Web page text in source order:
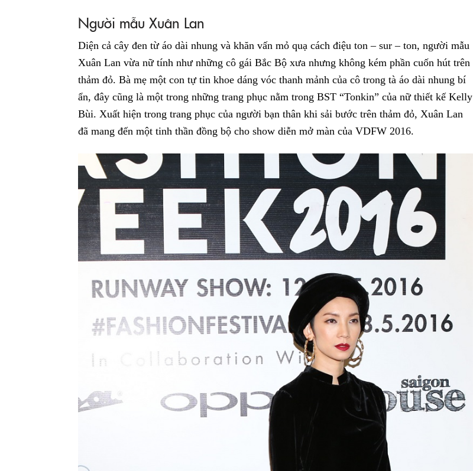
Người mẫu Xuân Lan
Diện cả cây đen từ áo dài nhung và khăn vấn mỏ quạ cách điệu ton – sur – ton, người mẫu
Xuân Lan vừa nữ tính như những cô gái Bắc Bộ xưa nhưng không kém phần cuốn hút trên
thảm đỏ. Bà mẹ một con tự tin khoe dáng vóc thanh mảnh của cô trong tà áo dài nhung bí
ẩn, đây cũng là một trong những trang phục nằm trong BST “Tonkin” của nữ thiết kế Kelly
Bùi. Xuất hiện trong trang phục của người bạn thân khi sải bước trên thảm đỏ, Xuân Lan
đã mang đến một tinh thần đồng bộ cho show diễn mở màn của VDFW 2016.